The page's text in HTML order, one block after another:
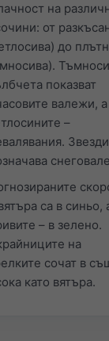
на
от
до
показват
валежи, а
–
са в синьо,
– в зелено.
на
сочат в
като вятъра.